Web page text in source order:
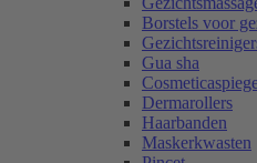
Borstels voor
Gua sha
Dermarollers
Haarbanden
Maskerkwasten